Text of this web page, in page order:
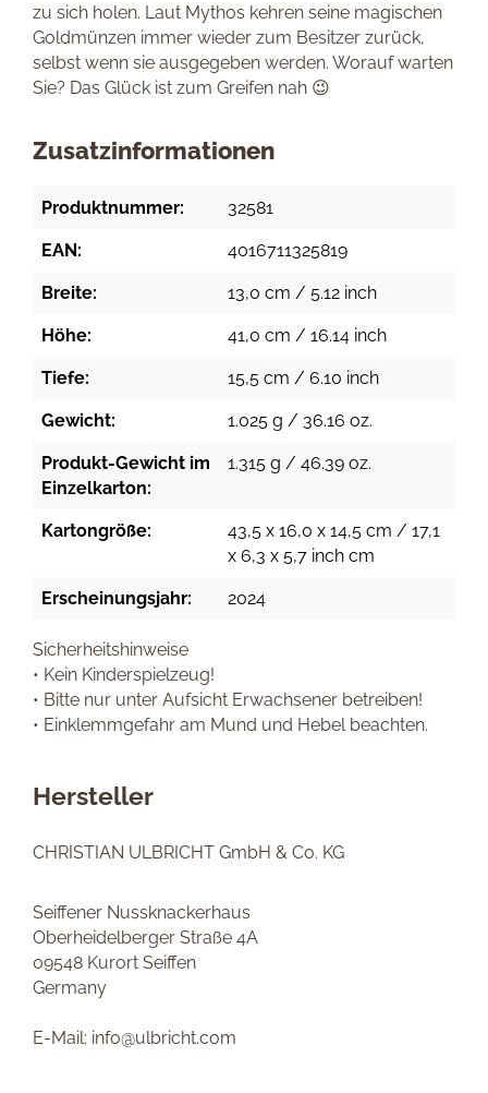
zu sich holen. Laut Mythos kehren seine magischen
Goldmünzen immer wieder zum Besitzer zurück,
selbst wenn sie ausgegeben werden. Worauf warten
Sie? Das Glück ist zum Greifen nah 😉
Zusatzinformationen
Produktnummer: 32581
EAN: 4016711325819
Breite: 13,0 cm / 5.12 inch
Höhe: 41,0 cm / 16.14 inch
Tiefe: 15,5 cm / 6.10 inch
Gewicht: 1.025 g / 36.16 oz.
Produkt-Gewicht im
Einzelkarton:
1.315 g / 46.39 oz.
Kartongröße:
43,5 x 16,0 x 14,5 cm / 17,1
x 6,3 x 5,7 inch cm
Erscheinungsjahr: 2024
Sicherheitshinweise
• Kein Kinderspielzeug!
• Bitte nur unter Aufsicht Erwachsener betreiben!
• Einklemmgefahr am Mund und Hebel beachten.
Hersteller
CHRISTIAN ULBRICHT GmbH & Co. KG
Seiffener Nussknackerhaus
Oberheidelberger Straße 4A
09548 Kurort Seiffen
Germany
E-Mail: info@ulbricht.com